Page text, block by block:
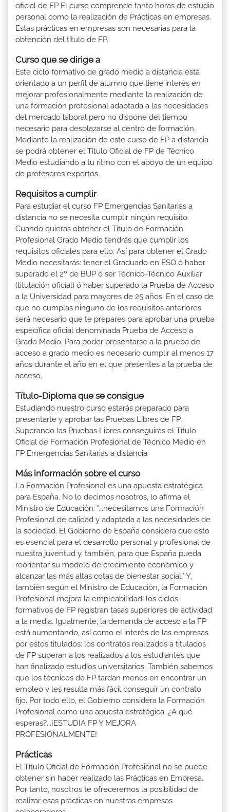
oficial de FP El curso comprende tanto horas de estudio
personal como la realización de Prácticas en empresas.
Estas prácticas en empresas son necesarias para la
obtención del título de FP.
Curso que se dirige a
Este ciclo formativo de grado medio a distancia está
orientado a un perfil de alumno que tiene interés en
mejorar profesionalmente mediante la realización de
una formación profesional adaptada a las necesidades
del mercado laboral pero no dispone del tiempo
necesario para desplazarse al centro de formación.
Mediante la realización de este curso de FP a distancia
se podrá obtener el Titulo Oficial de FP de Técnico
Medio estudiando a tu ritmo con el apoyo de un equipo
de profesores expertos.
Requisitos a cumplir
Para estudiar el curso FP Emergencias Sanitarias a
distancia no se necesita cumplir ningún requisito.
Cuando quieras obtener el Titulo de Formación
Profesional Grado Medio tendrás que cumplir los
requisitos oficiales para ello. Así para obtener el Grado
Medio necesitarás: tener el Graduado en ESO ó haber
superado el 2º de BUP ó ser Técnico-Técnico Auxiliar
(titulación oficial) ó haber superado la Prueba de Acceso
a la Universidad para mayores de 25 años. En el caso de
que no cumplas ninguno de los requisitos anteriores
será necesario que te prepares para aprobar una prueba
específica oficial denominada Prueba de Acceso a
Grado Medio. Para poder presentarse a la prueba de
acceso a grado medio es necesario cumplir al menos 17
años durante el año en el que presentes a la prueba de
acceso.
Título-Diploma que se consigue
Estudiando nuestro curso estarás preparado para
presentarte y aprobar las Pruebas Libres de FP.
Superando las Pruebas Libres conseguirás el Título
Oficial de Formación Profesional de Técnico Medio en
FP Emergencias Sanitarias a distancia
Más información sobre el curso
La Formación Profesional es una apuesta estratégica
para España. No lo decimos nosotros, lo afirma el
Ministro de Educación: "...necesitamos una Formación
Profesional de calidad y adaptada a las necesidades de
la sociedad. El Gobierno de España considera que esto
es esencial para el desarrollo personal y profesional de
nuestra juventud y, también, para que España pueda
reorientar su modelo de crecimiento económico y
alcanzar las más altas cotas de bienestar social." Y,
también según el Ministro de Educación, la Formación
Profesional mejora la empleabilidad: los ciclos
formativos de FP registran tasas superiores de actividad
a la media. Igualmente, la demanda de acceso a la FP
está aumentando, así como el interés de las empresas
por estos titulados: los contratos realizados a titulados
de FP superan a los realizados a los estudiantes que
han finalizado estudios universitarios. También sabemos
que los técnicos de FP tardan menos en encontrar un
empleo y les resulta más fácil conseguir un contrato
fijo. Por todo ello, el Gobierno considera la Formación
Profesional como una apuesta estratégica. ¿A qué
esperas?...¡ESTUDIA FP Y MEJORA
PROFESIONALMENTE!
Prácticas
El Título Oficial de Formación Profesional no se puede
obtener sin haber realizado las Prácticas en Empresa.
Por tanto, nosotros te ofreceremos la posibilidad de
realizar esas prácticas en nuestras empresas